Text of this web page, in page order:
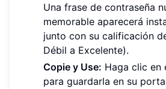
Una frase de contraseña
memorable aparecerá
junto con su calificación
Débil a Excelente).
Copie y Use: Haga clic en
para guardarla en su